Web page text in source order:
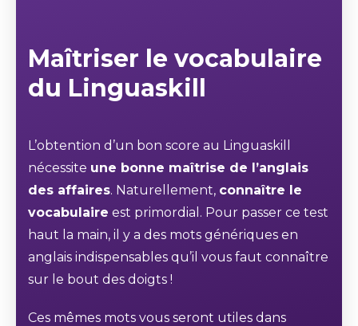
Maîtriser le vocabulaire
du Linguaskill
L’obtention d’un bon score au Linguaskill
nécessite une bonne maîtrise de l’anglais
des affaires. Naturellement, connaître le
vocabulaire est primordial. Pour passer ce test
haut la main, il y a des mots génériques en
anglais indispensables qu’il vous faut connaître
sur le bout des doigts !
Ces mêmes mots vous seront utiles dans